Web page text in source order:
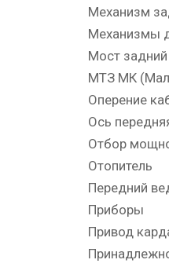
Механизм
Механизмы
Мост задний
МТЗ МК
Оперение
Ось
Отбор
Отопитель
Передний
Приборы
Привод